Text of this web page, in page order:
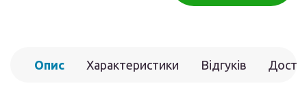
Опис Характеристики Відгуків